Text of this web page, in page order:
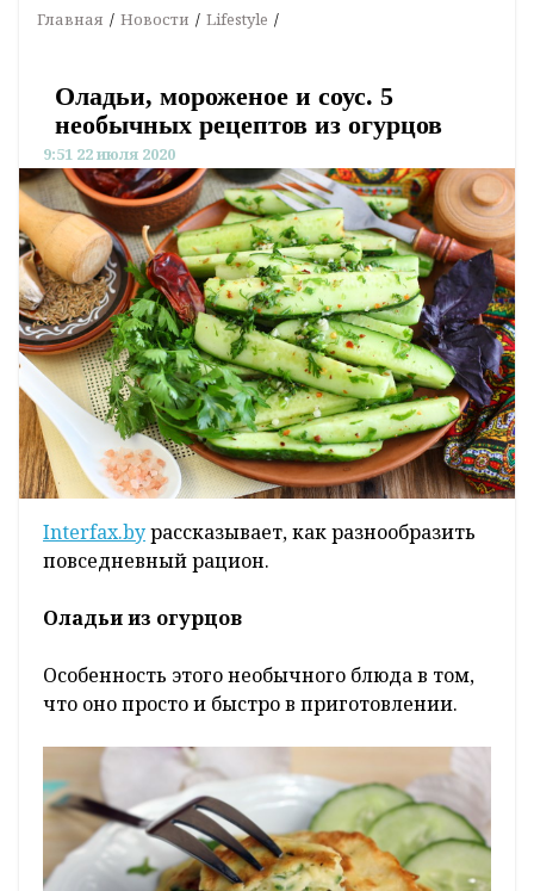
Главная Новости Lifestyle
Оладьи, мороженое и соус. 5
необычных рецептов из огурцов
9:51 22 июля 2020
Interfax.byрассказывает, как разнообразить
повседневный рацион.
Оладьи из огурцов
Особенность этого необычного блюда в том,
что оно просто и быстро в приготовлении.